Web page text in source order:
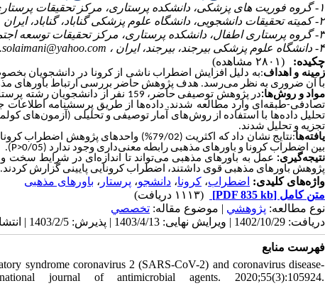
۱- گروه فوریت های پزشکی، دانشکده پرستاری، مرکز تحقیقات پرستاری، دانشگاه علوم پزشکی گناباد، گناباد، ایران
۲- کمیته تحقیقات دانشجویی، دانشگاه علوم پزشکی گناباد، گناباد، ایران
۳- گروه پرستاری اطفال، دانشکده پرستاری، مرکز تحقیقات توسعه اجتماعی و ارتقاء سلامت، دانشگاه علوم پزشکی گناباد، گناباد، ایران
۴- دانشگاه علوم پزشکی بیرجند، بیرجند، ایران ،
چکیده:
(۲۸۰۱ مشاهده)
زمینه و اهداف:به دلیل افزایش اضطراب ناشی از کرونا در دانشجویان
با آن ضروری به نظر می‌رسد. هدف پژوهش حاضر بررسی ارتباط باورهای
مواد و روش‌ها:در پژوهش توصیفی حاضر، 159 نفر از دانشجویان رشته پرستاری در سال 1400-1399 که
تصادفی-طبقه‌ای وارد مطالعه شدند. داده‌ها از طریق پرسشنامه اطلاعات
تحلیل داده‌ها با استفاده از روش‌های آمار توصیفی و تحلیلی (آزمون‌های
تجزیه و تحلیل شدند.
یافته‌ها
بین اضطراب کرونا و باورهای مذهبی رابطه معنی‌داری وجود ندارد (0/05<
P
).
نتیجه‌گیری: عمل به باورهای مذهبی می‌تواند تا اندازه‌ای در شرایط
پژوهش باورهای مذهبی قوی داشتند، اضطراب کرونایی پایینی گزارش کردند.
واژه‌های کلیدی: اضطراب، کرونا، دانشجو، پرستار ، باورهای مذهبی
متن کامل [PDF 835 kb]
(۱۱۱۳ دریافت)
نوع مطالعه: پژوهشي | موضوع مقاله: تخصصي
دریافت: 1402/10/29 | ویرایش نهایی: 1403/4/13 | پذیرش: 1403/2/5 | انتشار: 1403/4/6 | انتشار الکترونیک: 1403/4/6
فهرست منابع
syndrome coronavirus 2 (SARS-CoV-2) and coronavirus disease-
journal of antimicrobial agents. 2020;55(3):105924.